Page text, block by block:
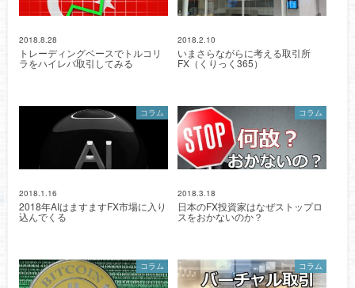
2018.8.28
トレーディングベースでトルコリ
ラをハイレバ取引してみる
2018.2.10
いまさらながらに考える取引所
FX（くりっく365）
コラム
2018.1.16
2018年AIはますますFX市場に入り
込んでくる
コラム
2018.3.18
日本のFX投資家はなぜストップロ
スをおかないのか？
コラム コラム